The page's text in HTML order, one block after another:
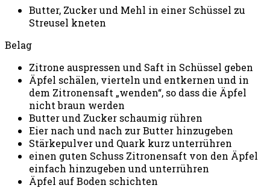
Butter, Zucker und Mehl in einer Schüssel zu
Streusel kneten
Belag
Zitrone auspressen und Saft in Schüssel geben
Äpfel schälen, vierteln und entkernen und in
dem Zitronensaft „wenden“, so dass die Äpfel
nicht braun werden
Butter und Zucker schaumig rühren
Eier nach und nach zur Butter hinzugeben
Stärkepulver und Quark kurz unterrühren
einen guten Schuss Zitronensaft von den Äpfel
einfach hinzugeben und unterrühren
Äpfel auf Boden schichten